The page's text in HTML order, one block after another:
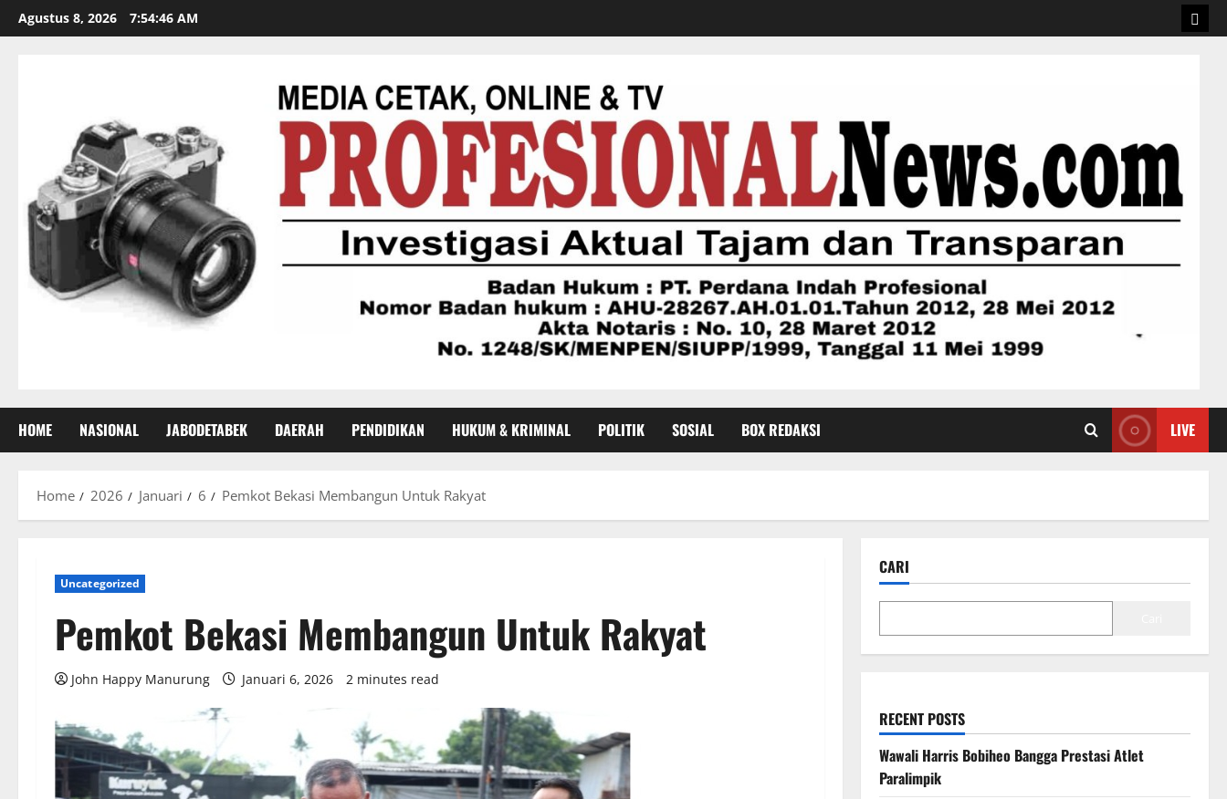
Agustus 8, 2026 7:54:47 AM
HOME NASIONAL JABODETABEK DAERAH PENDIDIKAN HUKUM & KRIMINAL POLITIK SOSIAL BOX REDAKSI LIVE
Home 2026 Januari 6 Pemkot Bekasi Membangun Untuk Rakyat
Uncategorized
Pemkot Bekasi Membangun Untuk Rakyat
John Happy Manurung Januari 6, 2026 2 minutes read
CARI
RECENT POSTS
Wawali Harris Bobiheo Bangga Prestasi Atlet
Paralimpik